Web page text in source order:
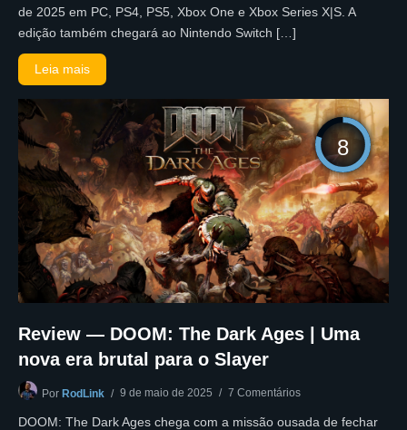
de 2025 em PC, PS4, PS5, Xbox One e Xbox Series X|S. A
edição também chegará ao Nintendo Switch […]
Leia mais
8
Review — DOOM: The Dark Ages | Uma
nova era brutal para o Slayer
Por RodLink 9 de maio de 2025 7 Comentários
DOOM: The Dark Ages chega com a missão ousada de fechar